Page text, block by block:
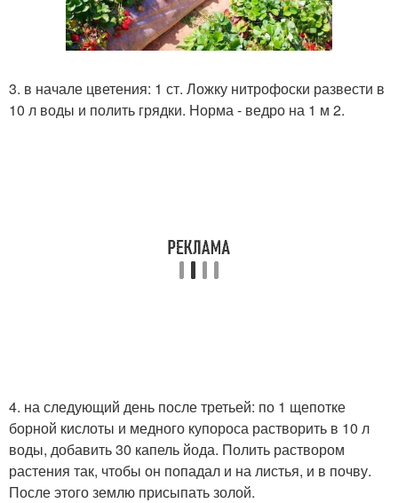
3. в начале цветения: 1 ст. Ложку нитрофоски развести в
10 л воды и полить грядки. Норма - ведро на 1 м 2.
4. на следующий день после третьей: по 1 щепотке
борной кислоты и медного купороса растворить в 10 л
воды, добавить 30 капель йода. Полить раствором
растения так, чтобы он попадал и на листья, и в почву.
После этого землю присыпать золой.